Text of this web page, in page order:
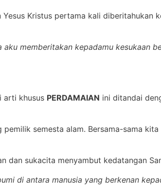
Kristus pertama kali diberitahukan
memberitakan kepadamu kesukaan
arti khusus PERDAMAIAN ini ditandai
semesta alam. Bersama-sama
dan sukacita menyambut kedatangan
di antara manusia yang berkenan